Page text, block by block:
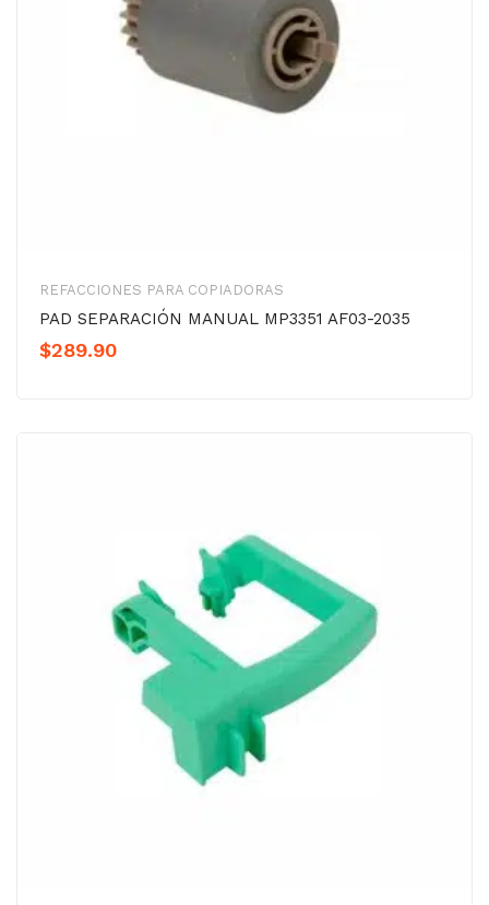
REFACCIONES PARA COPIADORAS
PAD SEPARACIÓN MANUAL MP3351 AF03-2035
$289.90